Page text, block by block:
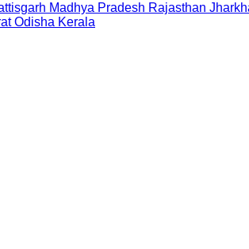
Madhya Pradesh Rajasthan
Odisha Kerala